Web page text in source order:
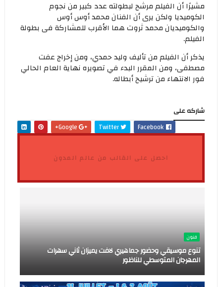
مشيرًا أن الفيلم مرشح لبطولته عدد كبير من نجوم
الكوميديا ولكن يرى أن الفنان محمد أوس أوس
والكوميديان محمد ثروت هما الأقرب للمشاركة فى بطولة
الفيلم.
يذكر أن الفيلم من تأليف وليد حمدي، ومن إخراج عفت
مصطفى، ومن المقرر البدء في تصويره نهاية العام الحالي
فور الانتهاء من ترشيح أبطاله.
شاركه على
Facebook
Twitter
احصل على القالب من عالم المدون
فنون
تنوع موسيقي وحضور جماهيري لافت يميزان ثاني سهرات
المهرجان المتوسطي للناظور